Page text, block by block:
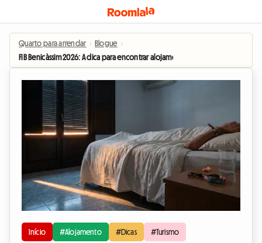
Quarto para arrendar › Blogue ›
FIB Benicàssim 2026: A dica para encontrar alojamento confortavelmente
Início #Alojamento #Dicas #Turismo